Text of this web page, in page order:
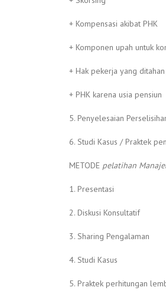
+ Kompensasi akibat PHK
+ Komponen upah untuk
+ Hak pekerja yang
+ PHK karena usia pensiun
5. Penyelesaian
6. Studi Kasus / Praktek
METODE pelatihan
1. Presentasi
2. Diskusi Konsultatif
3. Sharing Pengalaman
4. Studi Kasus
5. Praktek perhitungan